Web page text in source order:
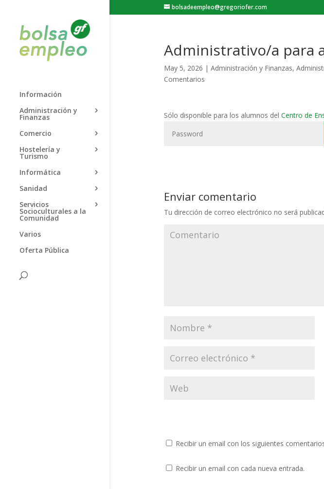
bolsadeempleo@gregoriofer.com
Información
Administración y
Finanzas
Comercio
Hostelería y
Turismo
Informática
Sanidad
Servicios
Socioculturales a la
Comunidad
Varios
Oferta Pública
Administrativo/a para
May 5, 2026 | Administración y Finanzas,
Comentarios
Sólo disponible para los alumnos del Centro de
Enviar comentario
Tu dirección de correo electrónico no será
Recibir un email con los siguientes
Recibir un email con cada nueva entrada.